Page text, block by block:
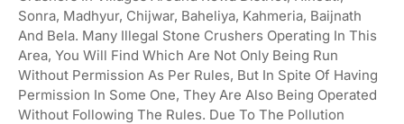
Sonra, Madhyur, Chijwar, Baheliya, Kahmeria, Baijnath
And Bela. Many Illegal Stone Crushers Operating In This
Area, You Will Find Which Are Not Only Being Run
Without Permission As Per Rules, But In Spite Of Having
Permission In Some One, They Are Also Being Operated
Without Following The Rules. Due To The Pollution